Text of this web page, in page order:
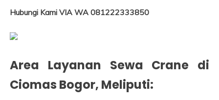
Hubungi Kami VIA WA 081222333850
Area Layanan Sewa Crane di
Ciomas Bogor, Meliputi: